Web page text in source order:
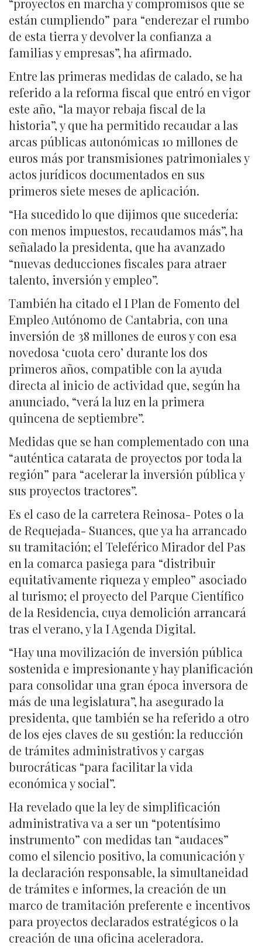
están cumpliendo” para “enderezar el rumbo
de esta tierra y devolver la confianza a
familias y empresas”, ha afirmado.
Entre las primeras medidas de calado, se ha
referido a la reforma fiscal que entró en vigor
este año, “la mayor rebaja fiscal de la
historia”, y que ha permitido recaudar a las
arcas públicas autonómicas 10 millones de
euros más por transmisiones patrimoniales y
actos jurídicos documentados en sus
primeros siete meses de aplicación.
“Ha sucedido lo que dijimos que sucedería:
con menos impuestos, recaudamos más”, ha
señalado la presidenta, que ha avanzado
“nuevas deducciones fiscales para atraer
talento, inversión y empleo”.
También ha citado el I Plan de Fomento del
Empleo Autónomo de Cantabria, con una
inversión de 38 millones de euros y con esa
novedosa ‘cuota cero’ durante los dos
primeros años, compatible con la ayuda
directa al inicio de actividad que, según ha
anunciado, “verá la luz en la primera
quincena de septiembre”.
Medidas que se han complementado con una
“auténtica catarata de proyectos por toda la
región” para “acelerar la inversión pública y
sus proyectos tractores”.
Es el caso de la carretera Reinosa- Potes o la
de Requejada- Suances, que ya ha arrancado
su tramitación; el Teleférico Mirador del Pas
en la comarca pasiega para “distribuir
equitativamente riqueza y empleo” asociado
al turismo; el proyecto del Parque Científico
de la Residencia, cuya demolición arrancará
tras el verano, y la I Agenda Digital.
“Hay una movilización de inversión pública
sostenida e impresionante y hay planificación
para consolidar una gran época inversora de
más de una legislatura”, ha asegurado la
presidenta, que también se ha referido a otro
de los ejes claves de su gestión: la reducción
de trámites administrativos y cargas
burocráticas “para facilitar la vida
económica y social”.
Ha revelado que la ley de simplificación
administrativa va a ser un “potentísimo
instrumento” con medidas tan “audaces”
como el silencio positivo, la comunicación y
la declaración responsable, la simultaneidad
de trámites e informes, la creación de un
marco de tramitación preferente e incentivos
para proyectos declarados estratégicos o la
creación de una oficina aceleradora.